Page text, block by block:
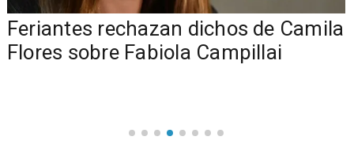
Feriantes rechazan dichos de Camila
Flores sobre Fabiola Campillai